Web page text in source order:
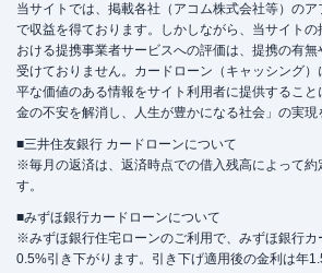
当サイトでは、掲載各社（アコム株式会社等）の
で収益を得ております。しかしながら、当サイト
おける提携事業者サービスへの評価は、提携の有
受けておりません。カードローン（キャッシング
平な価値のある情報をサイト利用者に提供するこ
金の不安を解消し、人生が豊かになる社会」の実現
■三井住友銀行 カードローンについて
※毎月の返済は、返済時点での借入残高によって約
す。
■みずほ銀行カードローンについて
※みずほ銀行住宅ローンのご利用で、みずほ銀行カ
0.5%引き下がります。引き下げ適用後の金利は年